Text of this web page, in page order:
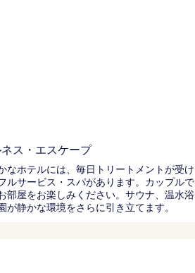
ス・エスケープ
なホテルには、毎日トリートメントが受け
ルサービス・スパがあります。カップルで
部屋をお楽しみください。サウナ、温水浴
が静かな環境をさらに引き立てます。